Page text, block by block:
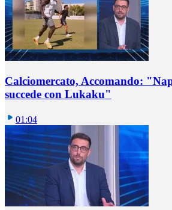
Calciomercato, Accomando:
succede con Lukaku"
01:04